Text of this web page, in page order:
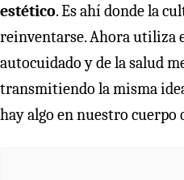
estético. Es ahí donde la
reinventarse. Ahora utiliza
autocuidado y de la salud
transmitiendo la misma
hay algo en nuestro cuerpo